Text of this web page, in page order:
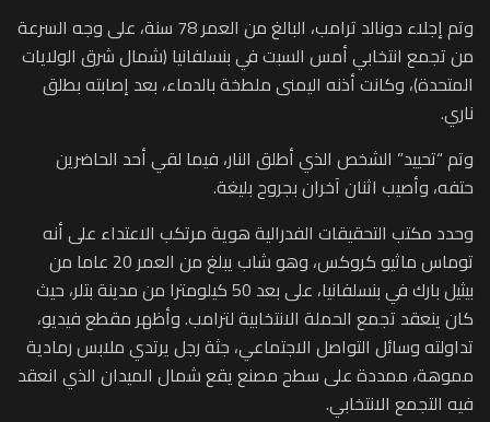
وتم إجلاء دونالد ترامب، البالغ من العمر 78 سنة، على وجه السرعة
من تجمع انتخابي أمس السبت في بنسلفانيا (شمال شرق الولايات
المتحدة)، وكانت أذنه اليمنى ملطخة بالدماء، بعد إصابته بطلق
ناري.
وتم “تحييد” الشخص الذي أطلق النار، فيما لقي أحد الحاضرين
حتفه، وأصيب اثنان آخران بجروح بليغة.
وحدد مكتب التحقيقات الفدرالية هوية مرتكب الاعتداء على أنه
توماس ماثيو كروكس، وهو شاب يبلغ من العمر 20 عاما من
بيثيل بارك في بنسلفانيا، على بعد 50 كيلومترا من مدينة بتلر، حيث
كان ينعقد تجمع الحملة الانتخابية لترامب. وأظهر مقطع فيديو،
تداولته وسائل التواصل الاجتماعي، جثة رجل يرتدي ملابس رمادية
مموهة، ممددة على سطح مصنع يقع شمال الميدان الذي انعقد
فيه التجمع الانتخابي.